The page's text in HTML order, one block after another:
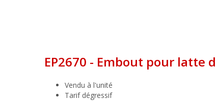
EP2670 - Embout pour latte
Vendu à l'unité
Tarif dégressif